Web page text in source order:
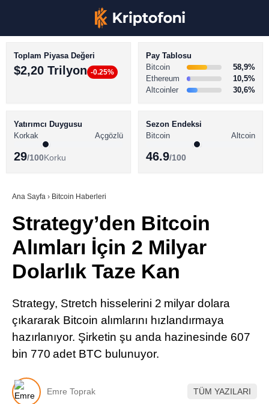
Youtube
TikTok
LinkedIn
BİTCOİN HABERLERİ
ALTCOİN HABERLERİ
SÖZLÜK
Toplam Piyasa Değeri
$2,20 Trilyon -0.25%
Pay Tablosu
Bitcoin
58,9%
Ethereum
10,5%
Altcoinler
30,6%
Yatırımcı Duygusu
Korkak
Açgözlü
29/100Korku
Sezon Endeksi
Bitcoin
Altcoin
46.9/100
Ana Sayfa › Bitcoin Haberleri
Strategy’den Bitcoin
Alımları İçin 2 Milyar
Dolarlık Taze Kan
Strategy, Stretch hisselerini 2 milyar dolara
çıkararak Bitcoin alımlarını hızlandırmaya
hazırlanıyor. Şirketin şu anda hazinesinde 607
bin 770 adet BTC bulunuyor.
Emre Toprak TÜM YAZILARI